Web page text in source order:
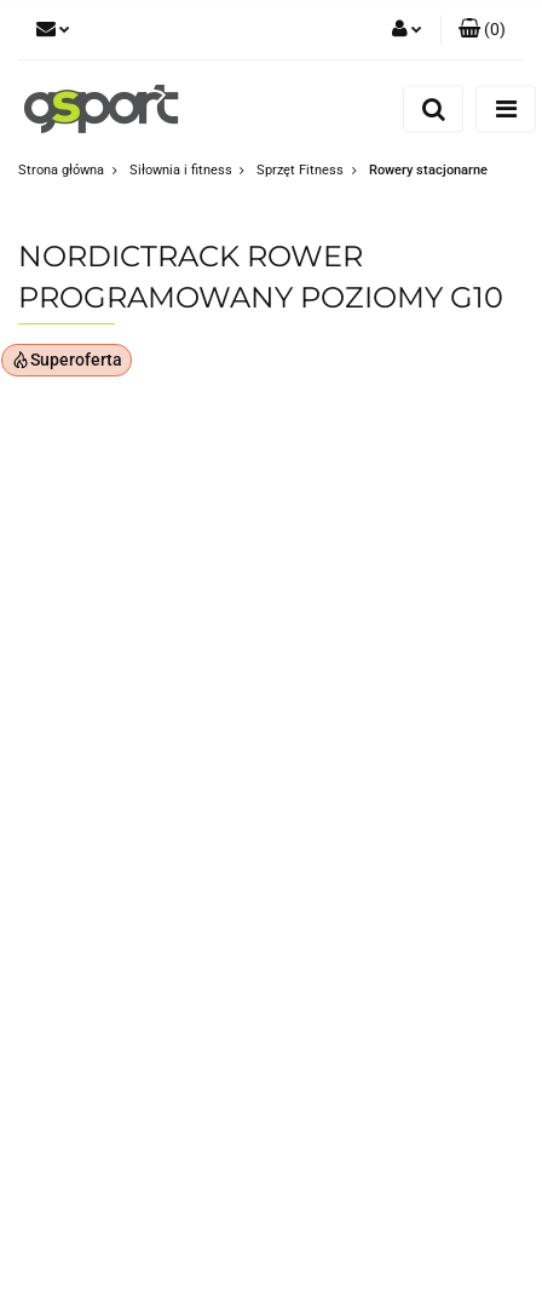
Dodaj zgłoszenie
(0)
Strona główna Siłownia i fitness Sprzęt Fitness Rowery stacjonarne
NORDICTRACK ROWER
PROGRAMOWANY POZIOMY G10
Superoferta